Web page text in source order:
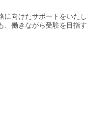
に向けたサポートをいたし
、働きながら受験を目指す